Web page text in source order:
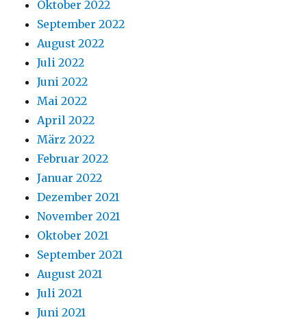
Oktober 2022
September 2022
August 2022
Juli 2022
Juni 2022
Mai 2022
April 2022
März 2022
Februar 2022
Januar 2022
Dezember 2021
November 2021
Oktober 2021
September 2021
August 2021
Juli 2021
Juni 2021